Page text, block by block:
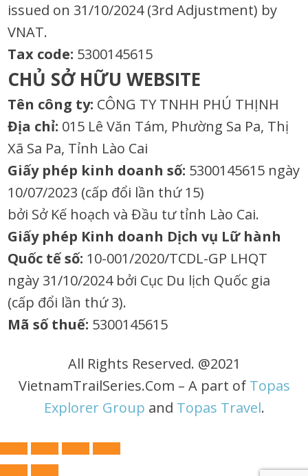
issued on 31/10/2024 (3rd Adjustment) by
VNAT.
Tax code: 5300145615
CHỦ SỞ HỮU WEBSITE
Tên công ty: CÔNG TY TNHH PHÚ THỊNH
Địa chỉ: 015 Lê Văn Tám, Phường Sa Pa, Thị
Xã Sa Pa, Tỉnh Lào Cai
Giấy phép kinh doanh số: 5300145615 ngày
10/07/2023 (cấp đổi lần thứ 15)
bởi Sở Kế hoạch và Đầu tư tỉnh Lào Cai.
Giấy phép Kinh doanh Dịch vụ Lữ hành
Quốc tế số: 10-001/2020/TCDL-GP LHQT
ngày 31/10/2024 bởi Cục Du lịch Quốc gia
(cấp đổi lần thứ 3).
Mã số thuế: 5300145615
All Rights Reserved. @2021
VietnamTrailSeries.Com – A part of Topas
Explorer Group and Topas Travel.